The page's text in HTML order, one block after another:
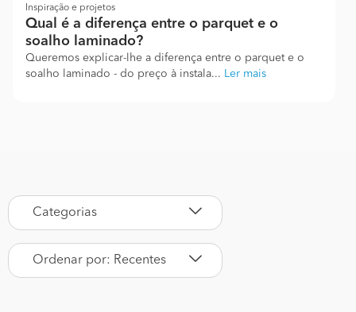
Inspiração e projetos
Qual é a diferença entre o parquet e o
soalho laminado?
Queremos explicar-lhe a diferença entre o parquet e o
soalho laminado - do preço à instala... Ler mais
Categorias
Ordenar por: Recentes